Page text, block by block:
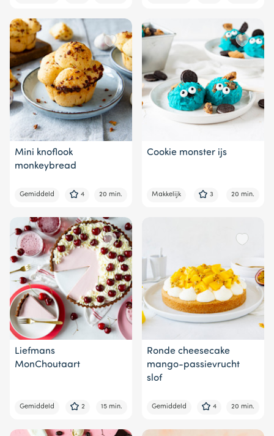
Mini knoflook
monkeybread
Gemiddeld 4 20 min.
Cookie monster ijs
Makkelijk 3 20 min.
Liefmans
MonChoutaart
Gemiddeld 2 15 min.
Ronde cheesecake
mango-passievrucht
slof
Gemiddeld 4 20 min.